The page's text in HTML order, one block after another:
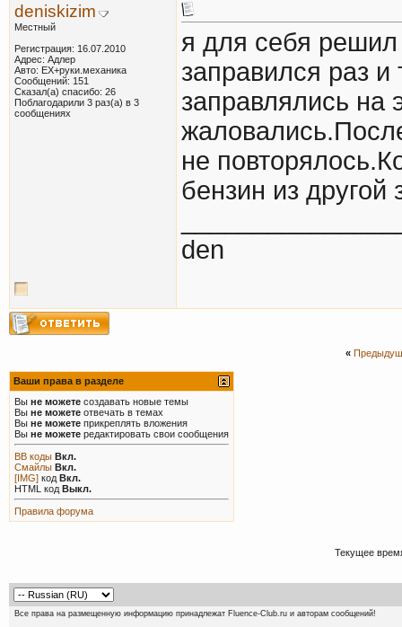
deniskizim
Местный
Регистрация: 16.07.2010
Адрес: Адлер
Авто: EX+руки.механика
Сообщений: 151
Сказал(а) спасибо: 26
Поблагодарили 3 раз(а) в 3
сообщениях
я для себя решил
заправился раз
заправлялись на
не
бензин из другой
den
«
Ваши права в разделе
Вы не можете создавать новые темы
Вы не можете отвечать в темах
Вы не можете прикреплять вложения
Вы не можете редактировать свои сообщения
BB коды Вкл.
Смайлы Вкл.
[IMG] код Вкл.
HTML код Выкл.
Правила форума
Текущее
Все права на размещенную информацию принадлежат Fluence-Club.ru и авторам сообщений!